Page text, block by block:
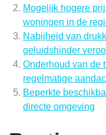
Mogelijk hogere
woningen in de
Nabijheid van
geluidshinder
Onderhoud van de
regelmatige
Beperkte
directe omgeving